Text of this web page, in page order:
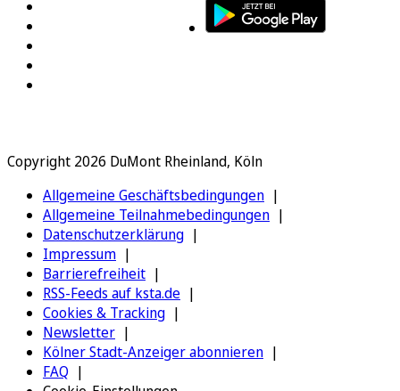
Copyright 2026 DuMont Rheinland, Köln
Allgemeine Geschäftsbedingungen
Allgemeine Teilnahmebedingungen
Datenschutzerklärung
Impressum
Barrierefreiheit
RSS-Feeds auf ksta.de
Cookies & Tracking
Newsletter
Kölner Stadt-Anzeiger abonnieren
FAQ